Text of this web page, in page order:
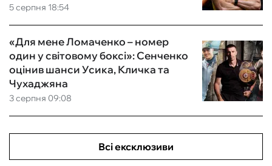
5 серпня 18:54
3 серпня 09:08
«Для мене Ломаченко – номер
один у світовому боксі»: Сенченко
оцінив шанси Усика, Кличка та
Чухаджяна
Всі ексклюзиви